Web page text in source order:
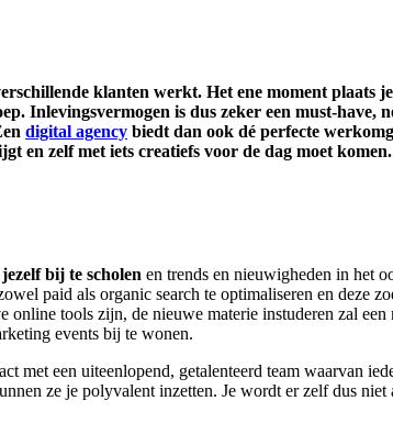
klanten werkt. Het ene moment plaats
Inlevingsvermogen is dus zeker een must-have,
digital agency biedt dan ook dé perfecte
en zelf met iets creatiefs voor de dag moet komen.
jezelf bij te scholen en trends en nieuwigheden in het
paid als organic search te optimaliseren en deze
tools zijn, de nieuwe materie instuderen zal
events bij te wonen.
met een uiteenlopend, getalenteerd team waarvan
ze je polyvalent inzetten. Je wordt er zelf dus